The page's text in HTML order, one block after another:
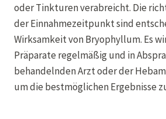
oder Tinkturen verabreicht. Die
der Einnahmezeitpunkt sind
Wirksamkeit von Bryophyllum. Es
Präparate regelmäßig und in
behandelnden Arzt oder der
um die bestmöglichen Ergebnisse